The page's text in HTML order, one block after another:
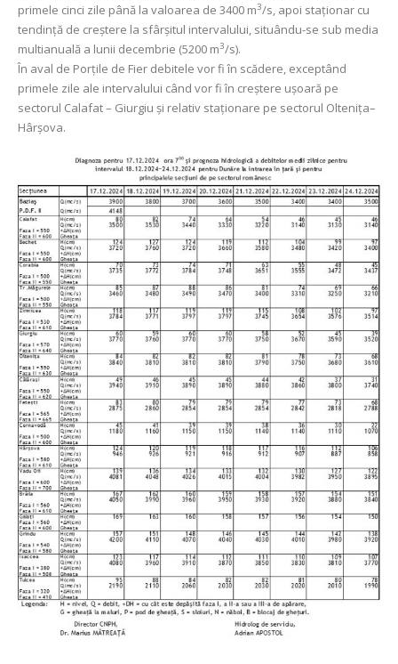
primele cinci zile până la valoarea de 3400 m3/s, apoi staționar cu
tendință de creștere la sfârșitul intervalului, situându-se sub media
multianuală a lunii decembrie (5200 m3/s).
În aval de Porţile de Fier debitele vor fi în scădere, exceptând
primele zile ale intervalului când vor fi în creștere ușoară pe
sectorul Calafat – Giurgiu și relativ staționare pe sectorul Oltenița–
Hârșova.